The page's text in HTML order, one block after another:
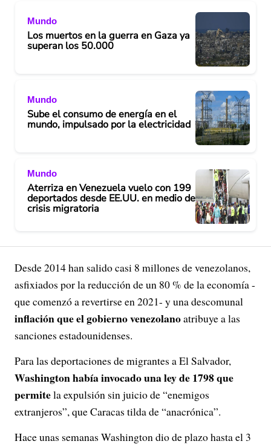
Mundo
Los muertos en la guerra en Gaza ya
superan los 50.000
Mundo
Sube el consumo de energía en el
mundo, impulsado por la electricidad
Mundo
Aterriza en Venezuela vuelo con 199
deportados desde EE.UU. en medio de
crisis migratoria
Desde 2014 han salido casi 8 millones de venezolanos,
asfixiados por la reducción de un 80 % de la economía -
que comenzó a revertirse en 2021- y una descomunal
inflación que el gobierno venezolanoatribuye a las
sanciones estadounidenses.
Para las deportaciones de migrantes a El Salvador,
Washington había invocado una ley de 1798 que
permitela expulsión sin juicio de “enemigos
extranjeros”, que Caracas tilda de “anacrónica”.
Hace unas semanas Washington dio de plazo hasta el 3